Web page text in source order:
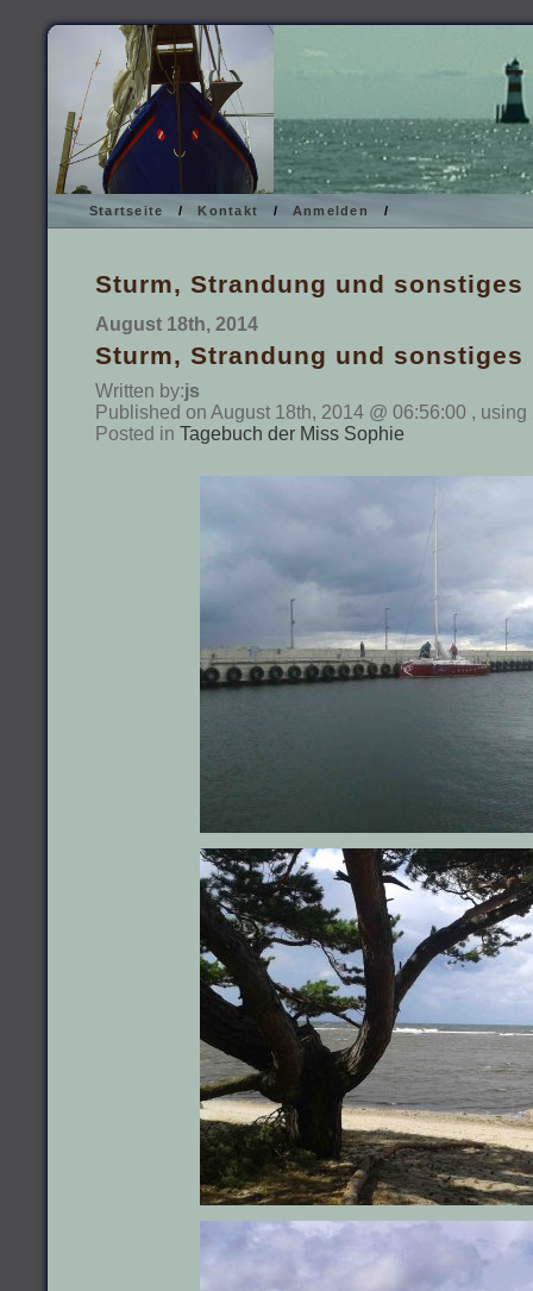
Startseite / Kontakt / Anmelden /
Sturm, Strandung und sonstiges
August 18th, 2014
Sturm, Strandung und sonstiges
Written by:js
Published on August 18th, 2014 @ 06:56:00 , using
Posted in Tagebuch der Miss Sophie